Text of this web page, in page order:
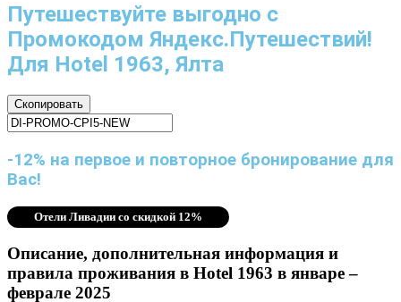
Путешествуйте выгодно с
Промокодом Яндекс.Путешествий!
Для Hotel 1963, Ялта
Скопировать
-12% на первое и повторное бронирование для
Вас!
Отели Ливадии со скидкой 12%
Описание, дополнительная информация и
правила проживания в Hotel 1963 в январе –
феврале 2025